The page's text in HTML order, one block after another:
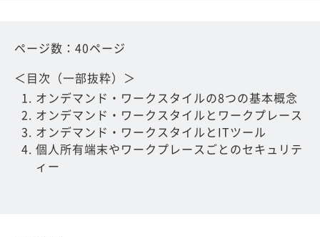
ページ数：40ページ
＜目次（一部抜粋）＞
オンデマンド・ワークスタイルの8つの基本概念
オンデマンド・ワークスタイルとワークプレース
オンデマンド・ワークスタイルとITツール
個人所有端末やワークプレースごとのセキュリテ
ィー